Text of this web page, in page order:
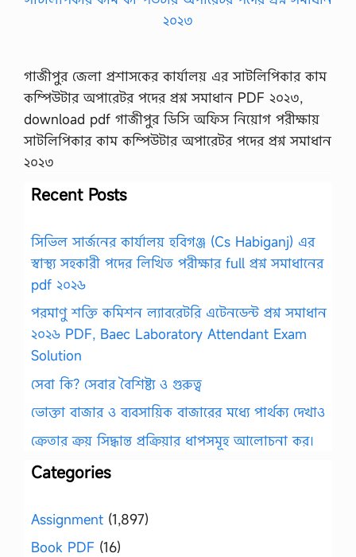
গাজীপুর জেলা প্রশাসকের কার্যালয় এর সাটলিপিকার কাম
কম্পিউটার অপারেটর পদের প্রশ্ন সমাধান PDF ২০২৩,
download pdf গাজীপুর ডিসি অফিস নিয়োগ পরীক্ষায়
সাটলিপিকার কাম কম্পিউটার অপারেটর পদের প্রশ্ন সমাধান
২০২৩
Recent Posts
সিভিল সার্জনের কার্যালয় হবিগঞ্জ (Cs Habiganj) এর
স্বাস্থ্য সহকারী পদের লিখিত পরীক্ষার full প্রশ্ন সমাধানের
pdf ২০২৬
পরমাণু শক্তি কমিশন ল্যাবরেটরি এটেনডেন্ট প্রশ্ন সমাধান
২০২৬ PDF, Baec Laboratory Attendant Exam
Solution
সেবা কি? সেবার বৈশিষ্ট্য ও গুরুত্ব
ভোক্তা বাজার ও ব্যবসায়িক বাজারের মধ্যে পার্থক্য দেখাও
ক্রেতার ক্রয় সিদ্ধান্ত প্রক্রিয়ার ধাপসমূহ আলোচনা কর।
Categories
Assignment (1,897)
Book PDF (16)